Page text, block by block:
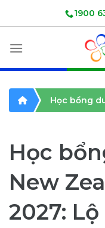
1900
Học bổng
Học
New
2027: